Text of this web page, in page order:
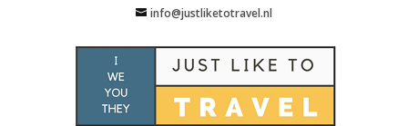
info@justliketotravel.nl